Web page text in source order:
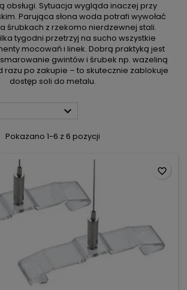
obsługi. Sytuacja wygląda inaczej przy
Parująca słona woda potrafi wywołać
śrubkach z rzekomo nierdzewnej stali.
tygodni przetrzyj na sucho wszystkie
mocowań i linek. Dobrą praktyką jest
gwintów i śrubek np. wazeliną
razu po zakupie – to skutecznie zablokuje
dostęp soli do metalu.

Pokazano 1-6 z 6 pozycji
favorite_border